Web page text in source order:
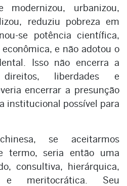
urbanizou,
reduziu pobreza em
se potência científica,
e não adotou o
Isso não encerra a
liberdades e
encerrar a presunção
institucional possível para
se aceitarmos
termo, seria então uma
consultiva, hierárquica,
e meritocrática. Seu